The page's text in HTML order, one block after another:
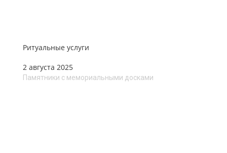
Ритуальные услуги
2 августа 2025
Памятники с мемориальными досками